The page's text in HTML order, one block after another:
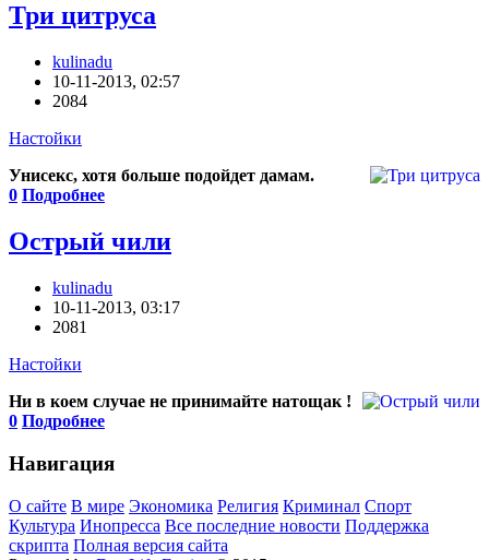
Три цитруса
kulinadu
10-11-2013, 02:57
2084
Настойки
Унисекс, хотя больше подойдет дамам.
0 Подробнее
Острый чили
kulinadu
10-11-2013, 03:17
2081
Настойки
Ни в коем случае не принимайте натощак !
0 Подробнее
Навигация
О сайте В мире Экономика Религия Криминал Спорт
Культура Инопресса Все последние новости Поддержка
скрипта Полная версия сайта